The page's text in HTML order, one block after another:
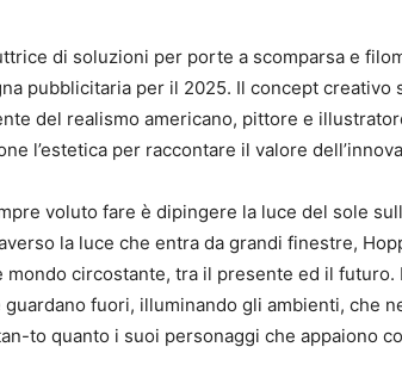
di soluzioni per porte a scomparsa e
pubblicitaria per il 2025. Il concept
del realismo americano, pittore e
l’estetica per raccontare il valore
voluto fare è dipingere la luce del sole
la luce che entra da grandi finestre,
circostante, tra il presente ed il futuro.
fuori, illuminando gli ambienti, che
to quanto i suoi personaggi che appaiono